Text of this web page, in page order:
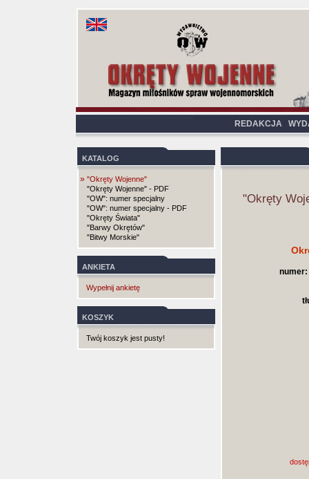
REDAKCJA
KATALOG
» "Okręty Wojenne"
"Okręty Wojenne" - PDF
"OW": numer specjalny
"OW": numer specjalny - PDF
"Okręty Świata"
"Barwy Okrętów"
"Bitwy Morskie"
ANKIETA
Wypełnij ankietę
KOSZYK
Twój koszyk jest pusty!
"Okręty
numer: